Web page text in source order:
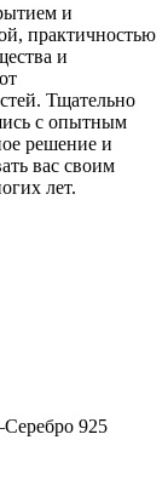
и
практичностью
и
Тщательно
с опытным
решение и
вас своим
лет.
Серебро 925